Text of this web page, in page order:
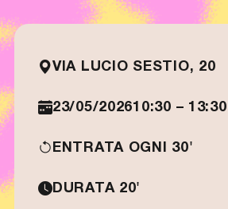
VIA LUCIO SESTIO, 20
23/05/202610:30 – 13:30
ENTRATA OGNI 30'
DURATA 20'